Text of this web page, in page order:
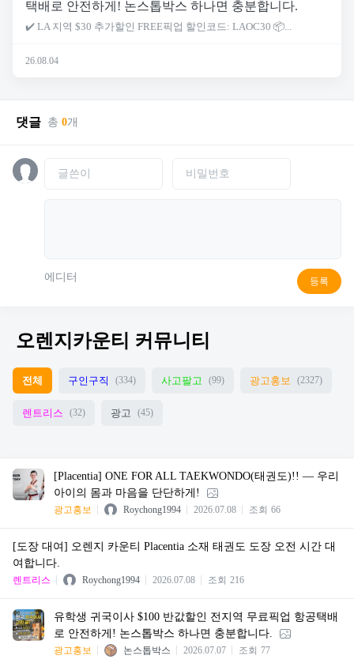
택배로 안전하게! 논스톱박스 하나면 충분합니다.
✔️ LA 지역 $30 추가할인 FREE픽업 할인코드: LAOC30 📦...
26.08.04
댓글 총 0개
에디터 등록
오렌지카운티 커뮤니티
전체 구인구직 (334) 사고팔고 (99) 광고홍보 (2327)
렌트리스 (32) 광고 (45)
[Placentia] ONE FOR ALL TAEKWONDO(태권도)!! — 우리
아이의 몸과 마음을 단단하게!
광고홍보 Roychong1994 2026.07.08 조회 66
[도장 대여] 오렌지 카운티 Placentia 소재 태권도 도장 오전 시간 대
여합니다.
렌트리스 Roychong1994 2026.07.08 조회 216
유학생 귀국이사 $100 반값할인 전지역 무료픽업 항공택배
로 안전하게! 논스톱박스 하나면 충분합니다.
광고홍보 논스톱박스 2026.07.07 조회 77